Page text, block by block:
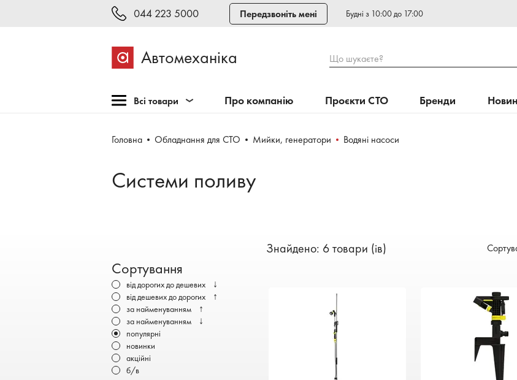
044 223 5000 Передзвоніть мені Будні з 10:00 до 17:00
Автомеханіка Що шукаєте?
Всі товари
Обладнання для СТО
шиномонтажу
Бронеавтомобілі
Електромобілі
Про компанію Проєкти СТО Бренди
Головна Обладнання для СТО Мийки, генератори Водяні насоси
Системи поливу
Сортування
від дорогих до дешевих ↓
від дешевих до дорогих ↑
за найменуванням ↑
за найменуванням ↓
популярні
новинки
акційні
б/в
Знайдено: 6 товари (ів)